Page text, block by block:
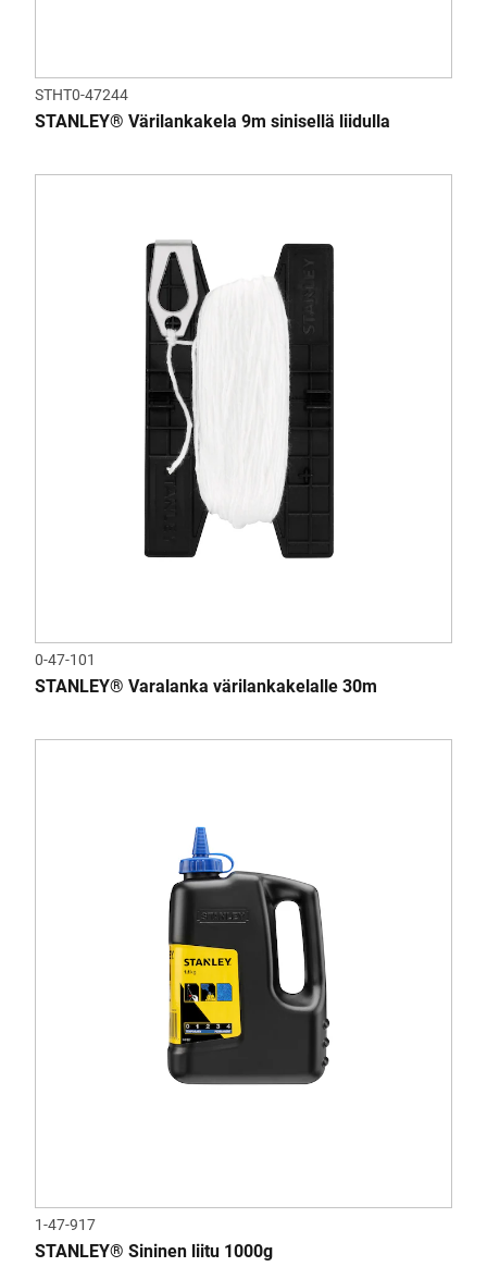
STHT0-47244
STANLEY® Värilankakela 9m sinisellä liidulla
0-47-101
STANLEY® Varalanka värilankakelalle 30m
1-47-917
STANLEY® Sininen liitu 1000g